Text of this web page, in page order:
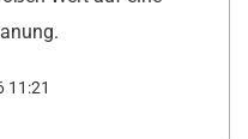
11:21